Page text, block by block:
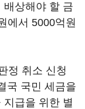
배상해야 할 금
에서 5000억원
정 취소 신청
국 국민 세금을
급을 위한 별